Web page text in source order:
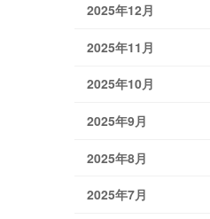
2025年12月
2025年11月
2025年10月
2025年9月
2025年8月
2025年7月